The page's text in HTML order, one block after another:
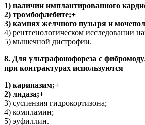
1) наличии имплантированного
2) тромбофлебите;+
3) камнях желчного пузыря и
4) рентгенологическом исследовании
5) мышечной дистрофии.
8. Для ультрафонофореза с
при контрактурах используются
1) карипазим;+
2) лидаза;+
3) суспензия гидрокортизона;
4) компламин;
5) эуфиллин.